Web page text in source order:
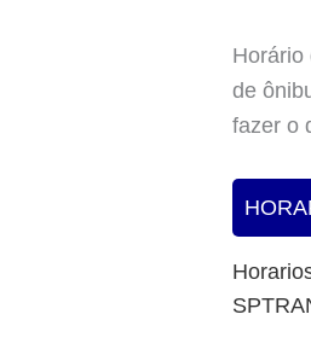
Horário
de
fazer o